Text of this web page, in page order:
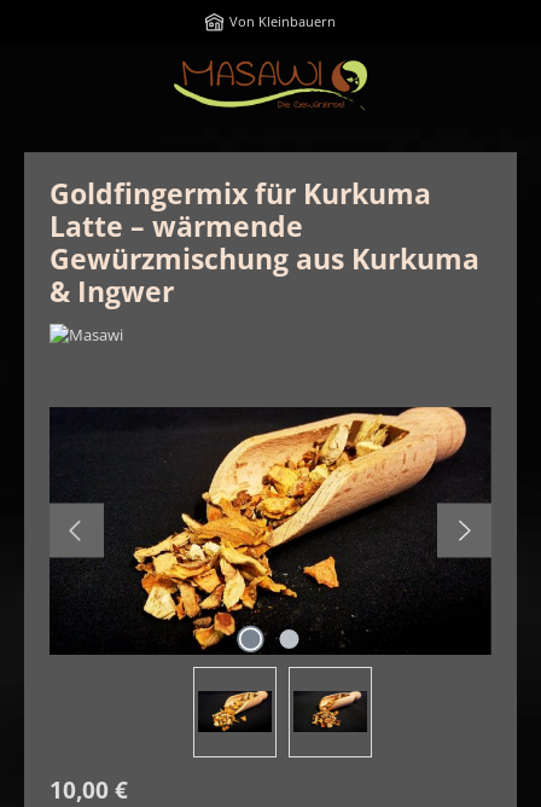
Zum Hauptinhalt springen Von Kleinbauern
Goldfingermix für Kurkuma
Latte – wärmende
Gewürzmischung aus Kurkuma
& Ingwer
Bildergalerie überspringen
Regulärer Preis:
10,00 €